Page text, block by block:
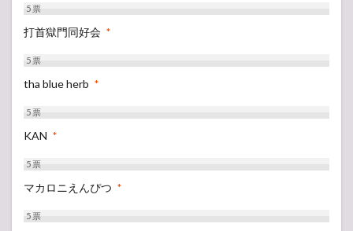
5票
打首獄門同好会 *
5票
tha blue herb *
5票
KAN *
5票
マカロニえんぴつ *
5票